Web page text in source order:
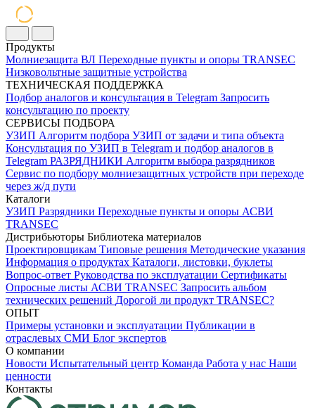
Продукты
Молниезащита ВЛ Переходные пункты и опоры TRANSEC
Низковольтные защитные устройства
ТЕХНИЧЕСКАЯ ПОДДЕРЖКА
Подбор аналогов и консультация в Telegram Запросить
консультацию по проекту
СЕРВИСЫ ПОДБОРА
УЗИП Алгоритм подбора УЗИП от задачи и типа объекта
Консультация по УЗИП в Telegram и подбор аналогов в
Telegram РАЗРЯДНИКИ Алгоритм выбора разрядников
Сервис по подбору молниезащитных устройств при переходе
через ж/д пути
Каталоги
УЗИП Разрядники Переходные пункты и опоры АСВИ
TRANSEC
Дистрибьюторы Библиотека материалов
Проектировщикам Типовые решения Методические указания
Информация о продуктах Каталоги, листовки, буклеты
Вопрос-ответ Руководства по эксплуатации Сертификаты
Опросные листы АСВИ TRANSEC Запросить альбом
технических решений Дорогой ли продукт TRANSEC?
ОПЫТ
Примеры установки и эксплуатации Публикации в
отраслевых СМИ Блог экспертов
О компании
Новости Испытательный центр Команда Работа у нас Наши
ценности
Контакты